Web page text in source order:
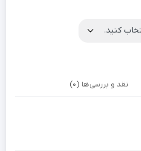
نقد و بررسی‌ها (0)